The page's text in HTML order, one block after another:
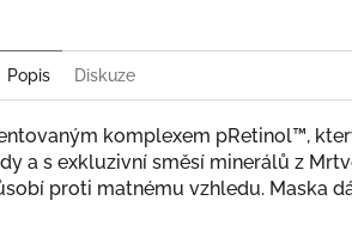
Popis Diskuze
komplexem pRetinol™,
a s exkluzivní směsí minerálů z
proti matnému vzhledu. Maska